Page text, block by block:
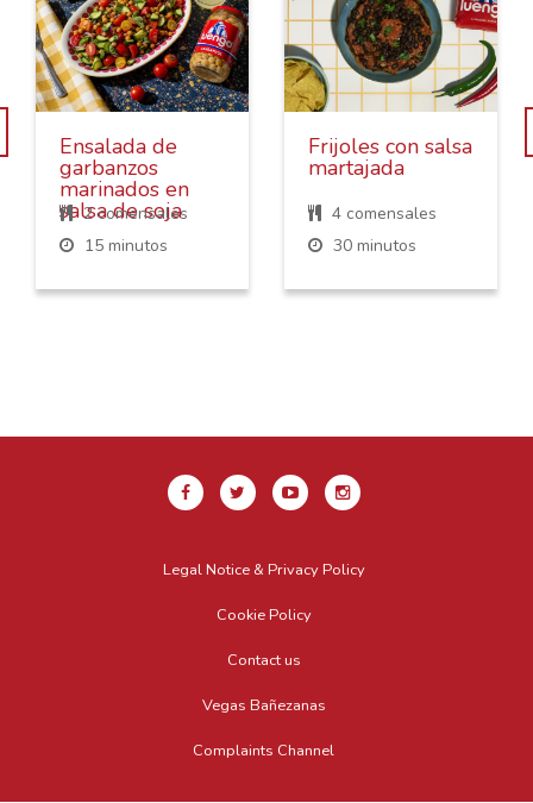
Ensalada de
garbanzos
marinados en
salsa de soja
2 comensales
15 minutos
Frijoles con salsa
martajada
4 comensales
30 minutos
Legal Notice & Privacy Policy
Cookie Policy
Contact us
Vegas Bañezanas
Complaints Channel